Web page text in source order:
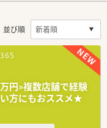
並び順
円»複数店舗で経験
方にもおススメ★